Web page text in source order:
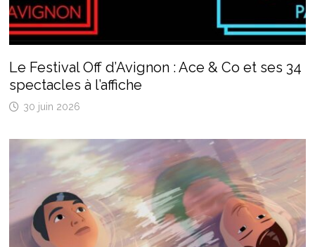
Le Festival Off d’Avignon : Ace & Co et ses 34
spectacles à l’affiche
30 juin 2026